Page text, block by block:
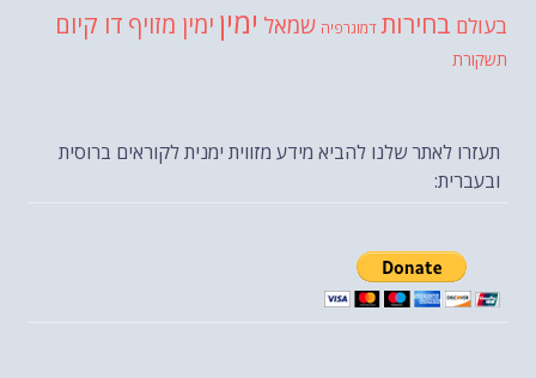
בעולם בחירות דמוגרפיה שמאל ימין ימין מזויף דו קיום
תשקורת
תעזרו לאתר שלנו להביא מידע מזווית ימנית לקוראים ברוסית
ובעברית: